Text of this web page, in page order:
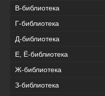
В-библиотека
Г-библиотека
Д-библиотека
Е, Ё-библиотека
Ж-библиотека
З-библиотека